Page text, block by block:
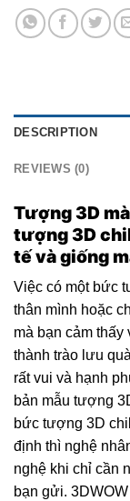
DESCRIPTION
REVIEWS (0)
Tượng 3D
tượng 3D
tế và giống
Việc có một bức
thân mình hoặc
mà bạn cảm thấy
thành trào lưu
rất vui và hạnh
bản mẫu tượng
bức tượng 3D
định thì nghệ
nghệ khi chỉ cần
bạn gửi.